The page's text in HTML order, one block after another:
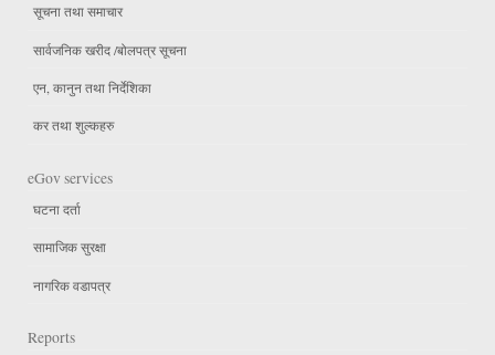
सूचना तथा समाचार
सार्वजनिक खरीद /बोलपत्र सूचना
एन, कानुन तथा निर्देशिका
कर तथा शुल्कहरु
eGov services
घटना दर्ता
सामाजिक सुरक्षा
नागरिक वडापत्र
Reports